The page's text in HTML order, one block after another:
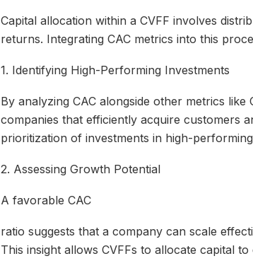
Capital allocation within a CVFF involves
returns. Integrating CAC metrics into this
1. Identifying High-Performing Investments
By analyzing CAC alongside other metrics
companies that efficiently acquire customers
prioritization of investments in high-
2. Assessing Growth Potential
A favorable CAC
ratio suggests that a company can scale
This insight allows CVFFs to allocate capital